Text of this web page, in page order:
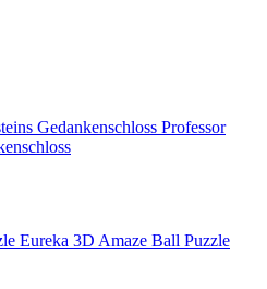
Professor
Eureka 3D Amaze Ball Puzzle